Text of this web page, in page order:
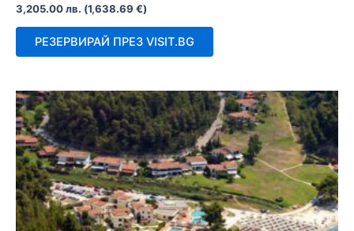
Оценено
с
0
3,205.00лв. (1,638.69 €)
РЕЗЕРВИРАЙ ПРЕЗ VISIT.BG